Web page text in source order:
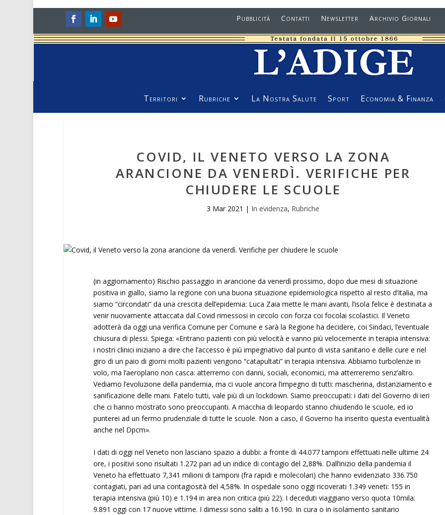
Pubblicità Contatti Newsletter Archivio Giornali
Territori Rubriche La Nostra Salute Sport Economia & Finanza
COVID, IL VENETO VERSO LA ZONA
ARANCIONE DA VENERDÌ. VERIFICHE PER
CHIUDERE LE SCUOLE
3 Mar 2021 | In evidenza, Rubriche
(in aggiornamento) Rischio passaggio in arancione da venerdì prossimo, dopo due mesi di situazione
positiva in giallo, siamo la regione con una buona situazione epidemiologica rispetto al resto d’Italia, ma
siamo “circondati” da una crescita dell’epidemia: Luca Zaia mette le mani avanti, l’isola felice è destinata a
venir nuovamente attaccata dal Covid rimessosi in circolo con forza coi focolai scolastici. Il Veneto
adotterà da oggi una verifica Comune per Comune e sarà la Regione ha decidere, coi Sindaci, l’eventuale
chiusura di plessi. Spiega: «Entrano pazienti con più velocità e vanno più velocemente in terapia intensiva:
i nostri clinici iniziano a dire che l’accesso è più impegnativo dal punto di vista sanitario e delle cure e nel
giro di un paio di giorni molti pazienti vengono “catapultati” in terapia intensiva. Abbiamo turbolenze in
volo, ma l’aeroplano non casca: atterremo con danni, sociali, economici, ma atterreremo senz’altro.
Vediamo l’evoluzione della pandemia, ma ci vuole ancora l’impegno di tutti: mascherina, distanziamento e
sanificazione delle mani. Fatelo tutti, vale più di un lockdown. Siamo preoccupati: i dati del Governo di ieri
che ci hanno mostrato sono preoccupanti. A macchia di leopardo stanno chiudendo le scuole, ed io
punterei ad un fermo prudenziale di tutte le scuole. Non a caso, il Governo ha inserito questa eventualità
anche nel Dpcm».
I dati di oggi nel Veneto non lasciano spazio a dubbi: a fronte di 44.077 tamponi effettuati nelle ultime 24
ore, i positivi sono risultati 1.272 pari ad un indice di contagio del 2,88%. Dall’inizio della pandemia il
Veneto ha effettuato 7,341 milioni di tamponi (fra rapidi e molecolari) che hanno evidenziato 336.750
contagiati, pari ad una contagiosità del 4,58%. In ospedale sono oggi ricoverati 1.349 veneti: 155 in
terapia intensiva (più 10) e 1.194 in area non critica (più 22). I deceduti viaggiano verso quota 10mila:
9.891 oggi con 17 nuove vittime. I dimessi sono saliti a 16.190. In cura o in isolamento sanitario